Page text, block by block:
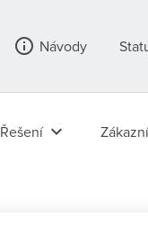
info_outline Návody
Řešení keyboard_arrow_down